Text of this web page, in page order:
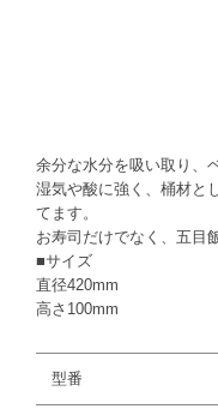
余分な水分を吸い取り、
湿気や酸に強く、桶材と
てます。
お寿司だけでなく、五目
■サイズ
直径420mm
高さ100mm
型番